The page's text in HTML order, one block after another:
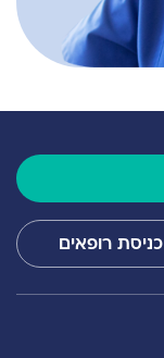
כניסת רופאים